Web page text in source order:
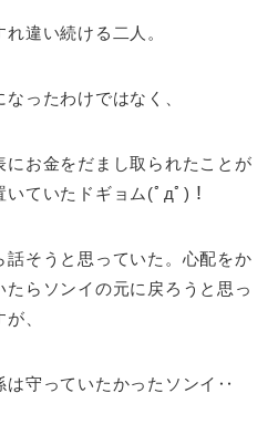
違い続ける二人。
ったわけではなく、
お金をだまし取られたことが
ていたドギョム(ﾟдﾟ)！
話そうと思っていた。心配をか
らソンイの元に戻ろうと思っ
、
は守っていたかったソンイ‥